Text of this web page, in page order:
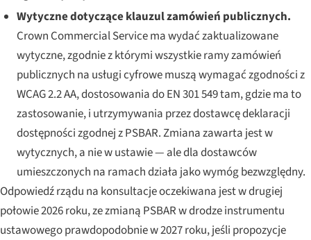
Wytyczne dotyczące klauzul zamówień publicznych.
Crown Commercial Service ma wydać zaktualizowane
wytyczne, zgodnie z którymi wszystkie ramy zamówień
publicznych na usługi cyfrowe muszą wymagać zgodności z
WCAG 2.2 AA, dostosowania do EN 301 549 tam, gdzie ma to
zastosowanie, i utrzymywania przez dostawcę deklaracji
dostępności zgodnej z PSBAR. Zmiana zawarta jest w
wytycznych, a nie w ustawie — ale dla dostawców
umieszczonych na ramach działa jako wymóg bezwzględny.
Odpowiedź rządu na konsultacje oczekiwana jest w drugiej
połowie 2026 roku, ze zmianą PSBAR w drodze instrumentu
ustawowego prawdopodobnie w 2027 roku, jeśli propozycje